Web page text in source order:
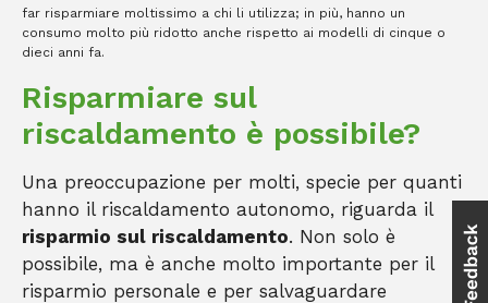
far risparmiare moltissimo a chi li utilizza; in più, hanno un
consumo molto più ridotto anche rispetto ai modelli di cinque o
dieci anni fa.
Risparmiare sul
riscaldamento è possibile?
Una preoccupazione per molti, specie per quanti
hanno il riscaldamento autonomo, riguarda il
risparmio sul riscaldamento. Non solo è
possibile, ma è anche molto importante per il
risparmio personale e per salvaguardare